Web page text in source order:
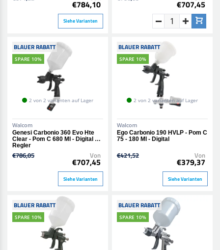
€784,10
Siehe Varianten
€707,45
BLAUER RABATT
SPARE 10%
2 von 2 varianten auf Lager
Walcom
Genesi Carbonio 360 Evo Hte
Clear - Pom C 680 Ml - Digital Mit
Regler
€786,05 Von
€707,45
Siehe Varianten
BLAUER RABATT
SPARE 10%
2 von 2 varianten auf Lager
Walcom
Ego Carbonio 190 HVLP - Pom C
75 - 180 Ml - Digital
€421,52 Von
€379,37
Siehe Varianten
BLAUER RABATT
SPARE 10%
BLAUER RABATT
SPARE 10%